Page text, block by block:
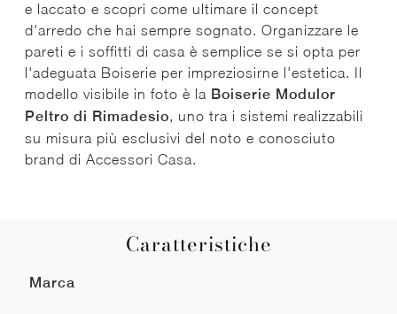
e laccato e scopri come ultimare il concept
d'arredo che hai sempre sognato. Organizzare le
pareti e i soffitti di casa è semplice se si opta per
l'adeguata Boiserie per impreziosirne l'estetica. Il
modello visibile in foto è la Boiserie Modulor
Peltro di Rimadesio, uno tra i sistemi realizzabili
su misura più esclusivi del noto e conosciuto
brand di Accessori Casa.
Caratteristiche
Marca